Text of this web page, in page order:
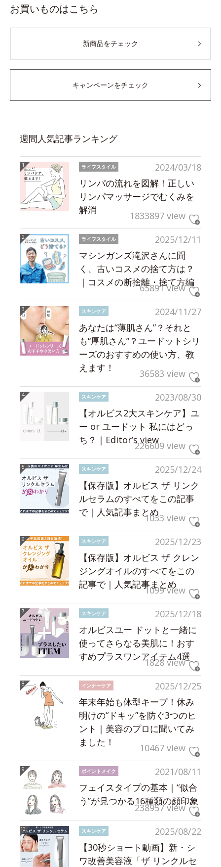
お買いものはこちら
新商品をチェック
キャンペーンをチェック
週間人気記事ランキング
2024/03/18
ライフスタイル
リンパの流れを図解！正しい
リンパマッサージでむくみを
解消
1833897 view
2025/12/11
ライフスタイル
マシンガンズ滝沢さんに聞
く、古いコスメの捨て方は？
｜コスメの断捨離・捨て方編
65891 view
2024/11/27
スキンケア
あなたは“薄肌さん”？それと
も“厚肌さん”？ユードットシリ
ーズのおすすめの使い方、教
えます！
36583 view
2023/08/30
スキンケア
【オルビス2大スキンケア】ユ
ー or ユードット 私にはどっ
ち？｜Editor’s view226609 view
2025/12/24
スキンケア
【保存版】オルビス ザ リンク
ルセラムのすべてをこの記事
で｜人気記事まとめ1033 view
2025/12/23
スキンケア
【保存版】オルビス ザ クレン
ジングオイルのすべてをこの
記事で｜人気記事まとめ
1099 view
2025/12/18
スキンケア
オルビスユー ドットと一緒に
使ってさらなる美肌に！おす
すめプラスワンアイテム4選
1828 view
2025/12/25
インナーケア
年末年始も体型キープ！休み
明けの“ドキッ”を防ぐ3つのヒ
ント｜美容のプロに聞いてみ
ました！
10467 view
2021/08/11
ポイントメイク
フェイスタイプの基本｜“似合
う”が見つかる16種類の顔印象
238957 view
2025/08/22
スキンケア
【30秒ショート動画】新・シ
ワ改善美容液「ザ リンクルセ